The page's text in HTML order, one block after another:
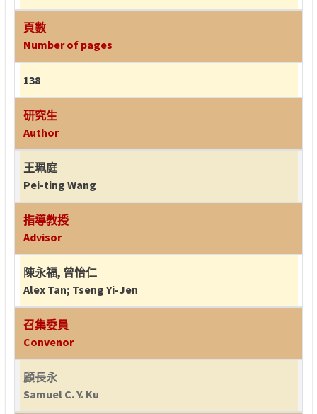
頁數
Number of pages
138
研究生
Author
王珮庭
Pei-ting Wang
指導教授
Advisor
陳永福, 曾怡仁
Alex Tan; Tseng Yi-Jen
召集委員
Convenor
顧長永
Samuel C. Y. Ku